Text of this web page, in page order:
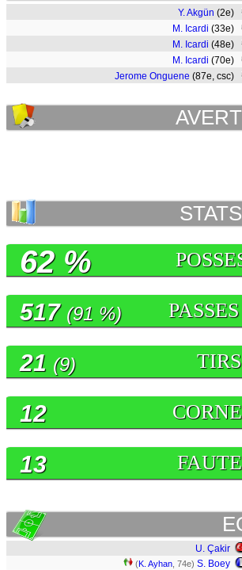
Y. Akgün (2e)
M. Icardi (33e)
M. Icardi (48e)
M. Icardi (70e)
Jerome Onguene (87e, csc)
62 %
PASSES
517 (91 %)
TIRS
21 (9)
12
13
U. Çakir
(K. Ayhan , 74e) S. Boey